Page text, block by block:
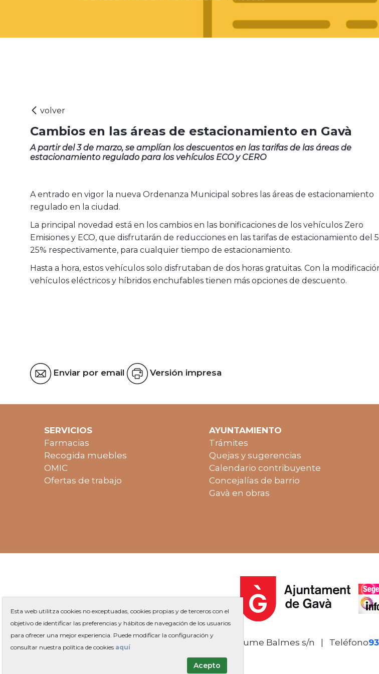
Cambios en las áreas de estacionamiento en Gavà
A partir del 3 de marzo, se amplían los descuentos en las tarifas de las áreas de
estacionamiento regulado para los vehículos ECO y CERO
A entrado en vigor la nueva Ordenanza Municipal sobres las áreas de estacionamiento
regulado en la ciudad.
La principal novedad está en los cambios en las bonificaciones de los vehículos Zero
Emisiones y ECO, que disfrutarán de reducciones en las tarifas de estacionamiento del
25% respectivamente, para cualquier tiempo de estacionamiento.
Hasta a hora, estos vehículos solo disfrutaban de dos horas gratuitas. Con la
vehículos eléctricos y híbridos enchufables tienen más opciones de descuento.
Enviar por email Versión impresa
SERVICIOS
Farmacias
Recogida muebles
OMIC
Ofertas de trabajo
AYUNTAMIENTO
Trámites
Quejas y sugerencias
Calendario contribuyente
Concejalías de barrio
Gavà en obras
Plaza de Jaume Balmes s/n | Teléfono
Esta web utilitza cookies no exceptuadas, cookies propias y de terceros con el
objetivo de identificar las preferencias y hábitos de navegación de los usuarios
para ofrecer una mejor experiencia. Puede modificar la configuración y
consultar nuestra política de cookies aquí
Acepto